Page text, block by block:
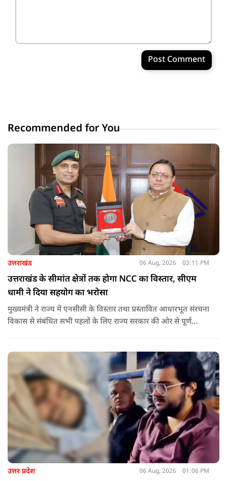
Post Comment
Recommended for You
उत्तराखंड 06 Aug, 2026 03:11 PM
उत्तराखंड के सीमांत क्षेत्रों तक होगा NCC का विस्तार, सीएम
धामी ने दिया सहयोग का भरोसा
मुख्यमंत्री ने राज्य में एनसीसी के विस्तार तथा प्रस्तावित आधारभूत संरचना
विकास से संबंधित सभी पहलों के लिए राज्य सरकार की ओर से पूर्ण
उत्तर प्रदेश 06 Aug, 2026 01:06 PM